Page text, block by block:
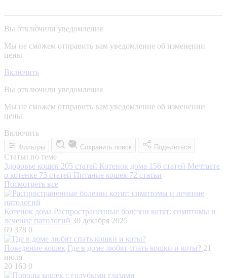
Вы отключили уведомления
Мы не сможем отправить вам уведомление об изменении
цены
Включить
Вы отключили уведомления
Мы не сможем отправить вам уведомление об изменении
цены
Включить
Фильтры Сохранить поиск Поделиться
Статьи по теме
Здоровье кошек 205 статей Котенок дома 156 статей Мечтаете
о котенке 75 статей Питание кошек 72 статьи
Посмотреть все
Котенок дома Распространенные болезни котят: симптомы и
лечение патологий 30 декабря 2025
69 378 0
Поведение кошек Где в доме любят спать кошки и коты? 21
июля
20 163 0